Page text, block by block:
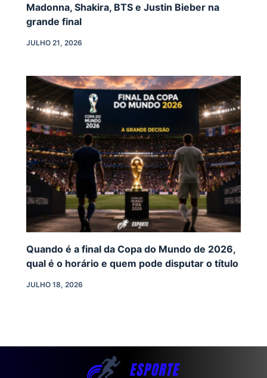
Madonna, Shakira, BTS e Justin Bieber na
grande final
JULHO 21, 2026
Quando é a final da Copa do Mundo de 2026,
qual é o horário e quem pode disputar o título
JULHO 18, 2026